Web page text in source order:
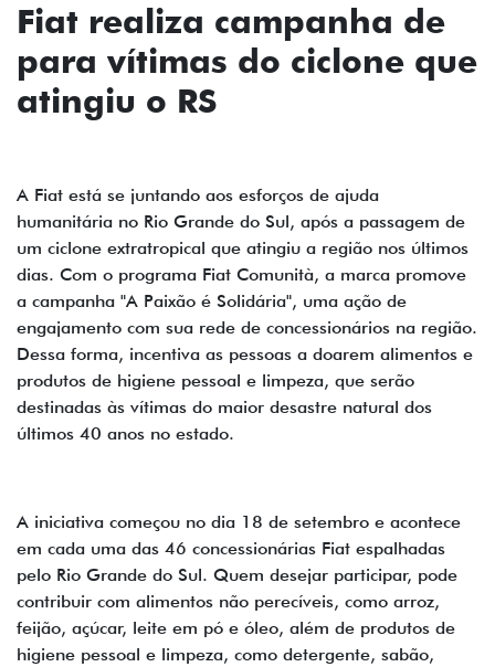
Fiat realiza campanha de
para vítimas do ciclone que
atingiu o RS
A Fiat está se juntando aos esforços de ajuda
humanitária no Rio Grande do Sul, após a passagem de
um ciclone extratropical que atingiu a região nos últimos
dias. Com o programa Fiat Comunità, a marca promove
a campanha "A Paixão é Solidária", uma ação de
engajamento com sua rede de concessionários na região.
Dessa forma, incentiva as pessoas a doarem alimentos e
produtos de higiene pessoal e limpeza, que serão
destinadas às vítimas do maior desastre natural dos
últimos 40 anos no estado.
A iniciativa começou no dia 18 de setembro e acontece
em cada uma das 46 concessionárias Fiat espalhadas
pelo Rio Grande do Sul. Quem desejar participar, pode
contribuir com alimentos não perecíveis, como arroz,
feijão, açúcar, leite em pó e óleo, além de produtos de
higiene pessoal e limpeza, como detergente, sabão,